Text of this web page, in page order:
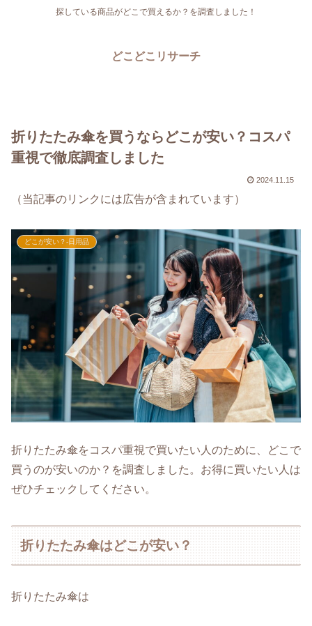
探している商品がどこで買えるか？を調査しました！
どこどこリサーチ
折りたたみ傘を買うならどこが安い？コスパ
重視で徹底調査しました
2024.11.15
（当記事のリンクには広告が含まれています）
どこが安い？-日用品
折りたたみ傘をコスパ重視で買いたい人のために、どこで
買うのが安いのか？を調査しました。お得に買いたい人は
ぜひチェックしてください。
折りたたみ傘はどこが安い？
折りたたみ傘は